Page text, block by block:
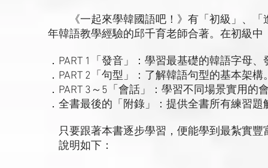
《一起來學韓國語吧！》有「初級」、「
年韓語教學經驗的邱千育老師合著。在初級中
．PART 1「發音」：學習最基礎的韓語字母
．PART 2「句型」：了解韓語句型的基本架構
．PART 3～5「會話」：學習不同場景實用
．全書最後的「附錄」：提供全書所有練習
只要跟著本書逐步學習，便能學到最紮實豐
說明如下：